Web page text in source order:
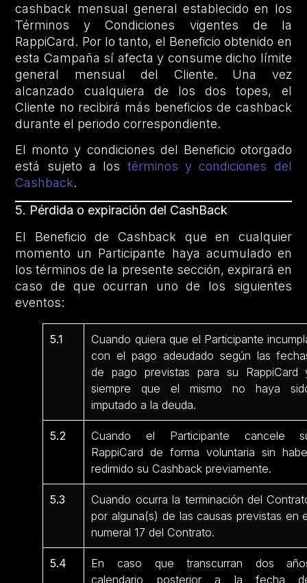
cashback mensual general establecido en los
Términos y Condiciones vigentes de la
RappiCard. Por lo tanto, el Beneficio obtenido en
esta Campaña sí afecta y consume dicho límite
general mensual del Cliente. Una vez
alcanzado cualquiera de los dos topes, el
Cliente no recibirá más beneficios de cashback
durante el periodo correspondiente.
El monto y condiciones del Beneficio otorgado
está sujeto a los términos y condiciones del
Cashback.
5. Pérdida o expiración del CashBack
El Beneficio de Cashback que en cualquier
momento un Participante haya acumulado en
los términos de la presente sección, expirará en
caso de que ocurran uno de los siguientes
eventos:
5.1
Cuando quiera que el Participante
con el pago adeudado según las
de pago previstas para su RappiCard
siempre que el mismo no haya
imputado a la deuda.
5.2
Cuando el Participante cancele
RappiCard de forma voluntaria sin
redimido su Cashback previamente.
5.3
Cuando ocurra la terminación del
por alguna(s) de las causas previstas en
numeral 17 del Contrato.
5.4
En caso que transcurran dos
calendario posterior a la fecha